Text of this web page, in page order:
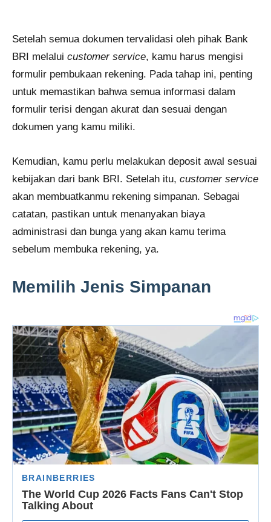
Setelah semua dokumen tervalidasi oleh pihak Bank
BRI melalui customer service, kamu harus mengisi
formulir pembukaan rekening. Pada tahap ini, penting
untuk memastikan bahwa semua informasi dalam
formulir terisi dengan akurat dan sesuai dengan
dokumen yang kamu miliki.
Kemudian, kamu perlu melakukan deposit awal sesuai
kebijakan dari bank BRI. Setelah itu, customer service
akan membuatkanmu rekening simpanan. Sebagai
catatan, pastikan untuk menanyakan biaya
administrasi dan bunga yang akan kamu terima
sebelum membuka rekening, ya.
Memilih Jenis Simpanan